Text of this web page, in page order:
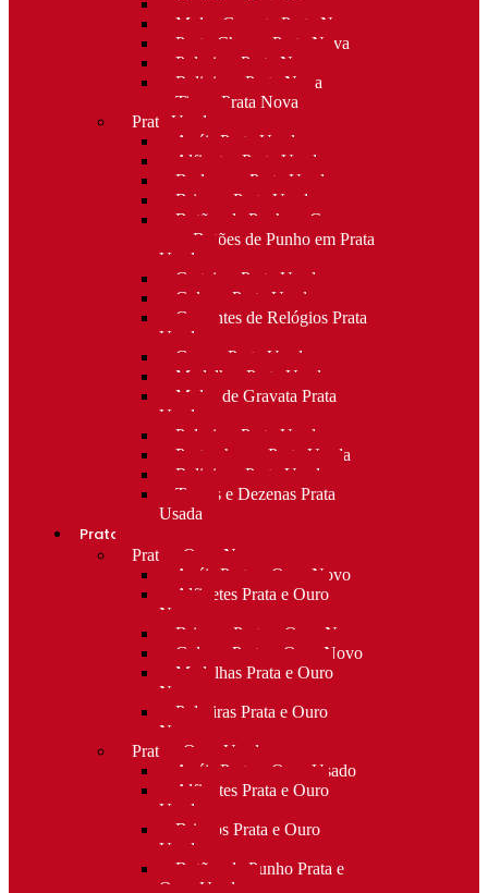
Medalhas Prata Nova
Molas Gravata Prata Nova
Porta-Chaves Prata Nova
Pulseiras Prata Nova
Religioso Prata Nova
Tiaras Prata Nova
Prata Usada
Anéis Prata Usada
Alfinetes Prata Usada
Berloques Prata Usada
Brincos Prata Usada
Botões de Punho e Capas
para Botões de Punho em Prata
Usada
Carteiras Prata Usada
Colares Prata Usada
Correntes de Relógios Prata
Usada
Cruzes Prata Usada
Medalhas Prata Usada
Molas de Gravata Prata
Usada
Pulseiras Prata Usada
Porta-chaves Prata Usada
Religioso Prata Usada
Terços e Dezenas Prata
Usada
Prata e ouro
Prata e Ouro Novo
Anéis Prata e Ouro Novo
Alfinetes Prata e Ouro
Novo
Brincos Prata e Ouro Novo
Colares Prata e Ouro Novo
Medalhas Prata e Ouro
Novo
Pulseiras Prata e Ouro
Novo
Prata e Ouro Usado
Anéis Prata e Ouro Usado
Alfinetes Prata e Ouro
Usado
Brincos Prata e Ouro
Usado
Botões de Punho Prata e
Ouro Usado